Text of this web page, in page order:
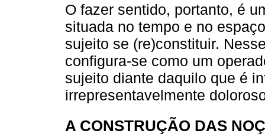
O fazer sentido, portanto, é
situada no tempo e no
sujeito se (re)constituir.
configura-se como um
sujeito diante daquilo que é
irrepresentavelmente
A CONSTRUÇÃO DAS